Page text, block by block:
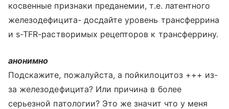
косвенные признаки преданемии, т.е. латентного
железодефицита- досдайте уровень трансферрина
и s-TFR-растворимых рецепторов к трансферрину.
анонимно
Подскажите, пожалуйста, а пойкилоцитоз +++ из-
за железодефицита? Или причина в более
серьезной патологии? Это же значит что у меня